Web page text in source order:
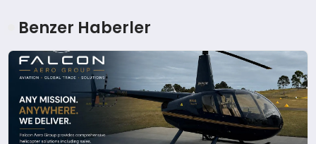
Benzer Haberler